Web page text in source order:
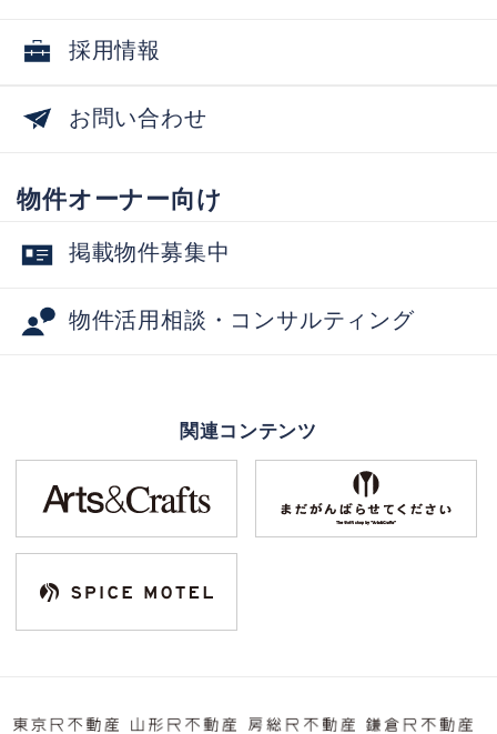
採用情報
お問い合わせ
物件オーナー向け
掲載物件募集中
物件活用相談・コンサルティング
関連コンテンツ